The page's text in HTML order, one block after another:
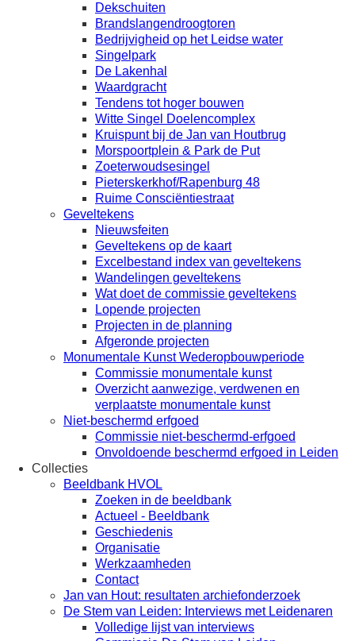
Dekschuiten
Brandslangendroogtoren
Bedrijvigheid op het Leidse water
Singelpark
De Lakenhal
Waardgracht
Tendens tot hoger bouwen
Witte Singel Doelencomplex
Kruispunt bij de Jan van Houtbrug
Morspoortplein & Park de Put
Zoeterwoudsesingel
Pieterskerkhof/Rapenburg 48
Ruime Consciëntiestraat
Geveltekens
Nieuwsfeiten
Geveltekens op de kaart
Excelbestand index van geveltekens
Wandelingen geveltekens
Wat doet de commissie geveltekens
Lopende projecten
Projecten in de planning
Afgeronde projecten
Monumentale Kunst Wederopbouwperiode
Commissie monumentale kunst
Overzicht aanwezige, verdwenen en
verplaatste monumentale kunst
Niet-beschermd erfgoed
Commissie niet-beschermd-erfgoed
Onvoldoende beschermd erfgoed in Leiden
Collecties
Beeldbank HVOL
Zoeken in de beeldbank
Actueel - Beeldbank
Geschiedenis
Organisatie
Werkzaamheden
Contact
Jan van Hout: resultaten archiefonderzoek
De Stem van Leiden: Interviews met Leidenaren
Volledige lijst van interviews